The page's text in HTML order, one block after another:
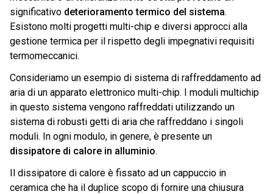
significativo deterioramento termico del sistema.
Esistono molti progetti multi-chip e diversi approcci alla
gestione termica per il rispetto degli impegnativi requisiti
termomeccanici.
Consideriamo un esempio di sistema di raffreddamento ad
aria di un apparato elettronico multi-chip. I moduli multichip
in questo sistema vengono raffreddati utilizzando un
sistema di robusti getti di aria che raffreddano i singoli
moduli. In ogni modulo, in genere, è presente un
dissipatore di calore in alluminio.
Il dissipatore di calore è fissato ad un cappuccio in
ceramica che ha il duplice scopo di fornire una chiusura